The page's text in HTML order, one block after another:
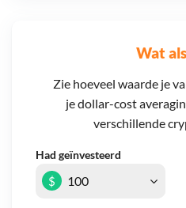
Wat
Zie hoeveel waarde je
je dollar-cost
verschillende
Had geïnvesteerd
$